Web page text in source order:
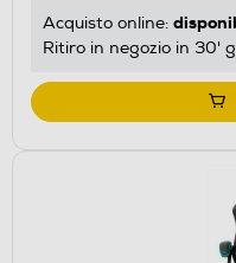
Acquisto online:
Ritiro in negozio in 30'